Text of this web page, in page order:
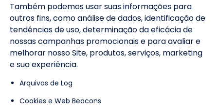
Também podemos usar suas informações para
outros fins, como análise de dados, identificação de
tendências de uso, determinação da eficácia de
nossas campanhas promocionais e para avaliar e
melhorar nosso Site, produtos, serviços, marketing
e sua experiência.
Arquivos de Log
Cookies e Web Beacons